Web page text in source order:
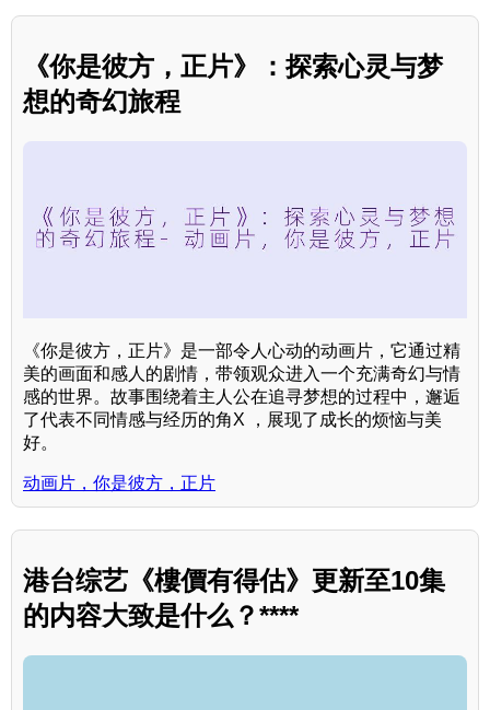
《你是彼方，正片》：探索心灵与梦
想的奇幻旅程
《你是彼方，正片》是一部令人心动的动画片，它通过精
美的画面和感人的剧情，带领观众进入一个充满奇幻与情
感的世界。故事围绕着主人公在追寻梦想的过程中，邂逅
了代表不同情感与经历的角X ，展现了成长的烦恼与美
好。
动画片，你是彼方，正片
港台综艺《樓價有得估》更新至10集
的内容大致是什么？****